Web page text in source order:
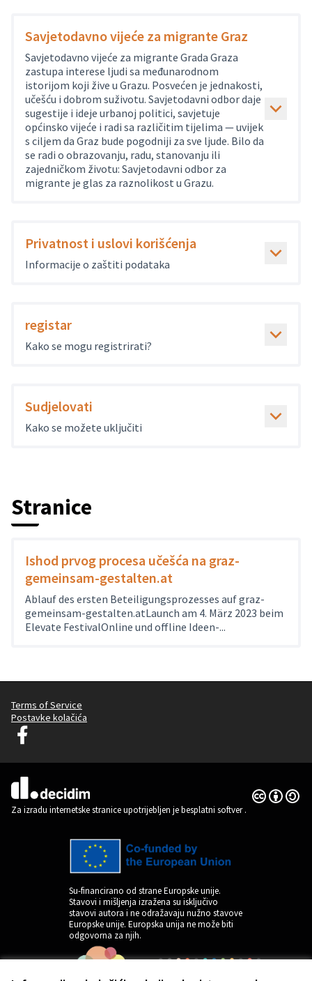
Savjetodavno vijeće za migrante Graz
Savjetodavno vijeće za migrante Grada Graza
zastupa interese ljudi sa međunarodnom
istorijom koji žive u Grazu. Posvećen je jednakosti,
učešću i dobrom suživotu. Savjetodavni odbor daje
sugestije i ideje urbanoj politici, savjetuje
općinsko vijeće i radi sa različitim tijelima — uvijek
s ciljem da Graz bude pogodniji za sve ljude. Bilo da
se radi o obrazovanju, radu, stanovanju ili
zajedničkom životu: Savjetodavni odbor za
migrante je glas za raznolikost u Grazu.
Privatnost i uslovi korišćenja
Informacije o zaštiti podataka
registar
Kako se mogu registrirati?
Sudjelovati
Kako se možete uključiti
Stranice
Ishod prvog procesa učešća na graz-
gemeinsam-gestalten.at
Ablauf des ersten Beteiligungsprozesses auf graz-
gemeinsam-gestalten.atLaunch am 4. März 2023 beim
Elevate FestivalOnline und offline Ideen-...
Terms of Service
Postavke kolačića
Graz Gemeinsam Gestalten na Facebooku
(Vanjska poveznica)
Za izradu internetske stranice upotrijebljen je besplatni softver.
Licencija
(Vanjska
Su-financirano od strane Europske unije.
Stavovi i mišljenja izražena su isključivo
stavovi autora i ne odražavaju nužno stavove
Europske unije. Europska unija ne može biti
odgovorna za njih.